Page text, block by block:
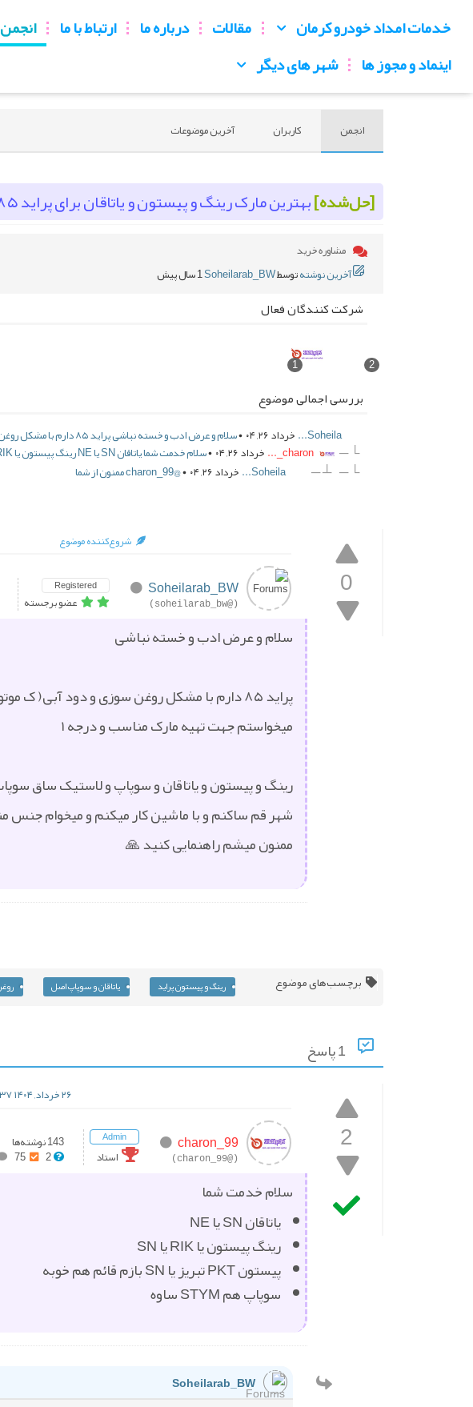
خدمات امداد خودرو کرمان مقالات درباره ما ارتباط با ما
اینماد و مجوز ها
شهر های دیگر
انجمن کاربران آخرین موضوعات
[حل‌شده]بهترین مارک رینگ و پیستون و یاتاقان برای پراید ۸۵ چی خوبه؟
مشاوره خرید
آخرین نوشتهتوسطSoheilarab_BW1 سال پیش
شرکت کنندگان فعال
2
1
بررسی اجمالی موضوع
Soheila... خرداد ۲۶, ۰۴ • سلام و عرض ادب و خسته نباشی پراید ۸۵ دارم با مشکل روغن سوزی و دو...
└ ─
charon_... خرداد ۲۶, ۰۴ • سلام خدمت شما یاتاقان SN یا NE رینگ پیستون یا RIK یا SN پیستون P...
└ ─
┴ ─
Soheila... خرداد ۲۶, ۰۴ • @charon_99 ممنون از شما
0
شروع‌کننده موضوع
Soheilarab_BW
(@soheilarab_bw)
Registered
عضو برجسته
سلام و عرض ادب و خسته نباشی
پراید ۸۵ دارم با مشکل روغن سوزی و دود آبی( ک موتور رو باز کردم الان)
میخواستم جهت تهیه مارک مناسب و درجه ۱
رینگ و پیستون و یاتاقان و سوپاپ و لاستیک ساق
شهر قم ساکنم و با ماشین کار میکنم و میخوام جنس
ممنون میشم راهنمایی کنید 🙏
برچسب‌های موضوع رینگ و پیستون پراید یاتاقان و سوپاپ اصل
2
۲۶ خرداد, ۱۴۰۴ ۲۱:۳۷
charon_99
(@charon_99)
Admin
استاد
143 نوشته‌ها
2
75
سلام خدمت شما
یاتاقان SN یا NE
رینگ پیستون یا RIK یا SN
پیستون PKT تبریز یا SN بازم قائم هم خوبه
سوپاپ هم STYM ساوه
Soheilarab_BW